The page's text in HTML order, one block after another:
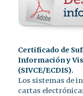
Certificado de
Información y
(SIVCE/ECDIS).
Los sistemas de
cartas